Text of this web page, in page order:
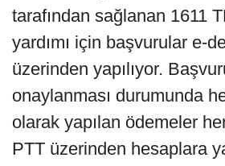
tarafından sağlanan 1611
yardımı için başvurular e-
üzerinden yapılıyor.
onaylanması durumunda
olarak yapılan ödemeler
PTT üzerinden hesaplara